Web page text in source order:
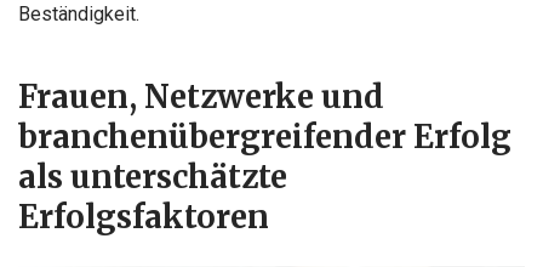
Beständigkeit.
Frauen, Netzwerke und
branchenübergreifender Erfolg
als unterschätzte
Erfolgsfaktoren